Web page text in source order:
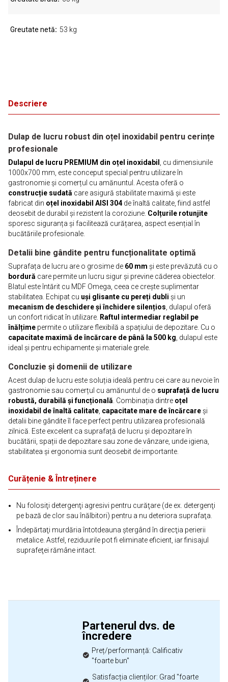
Descriere
Dulap de lucru robust din oțel inoxidabil pentru cerințe
profesionale
Dulapul de lucru PREMIUM din oțel inoxidabil
, cu dimensiunile
1000x700 mm, este conceput special pentru utilizare în
gastronomie și comerțul cu amănuntul. Acesta oferă o
construcție sudată care asigură stabilitate maximă și este
fabricat din oțel inoxidabil AISI 304de înaltă calitate, fiind astfel
deosebit de durabil și rezistent la coroziune. Colțurile rotunjite
sporesc siguranța și facilitează curățarea, aspect esențial în
bucătăriile profesionale.
Detalii bine gândite pentru funcționalitate optimă
Suprafața de lucru are o grosime de 60 mm și este prevăzută cu o
bordură care permite un lucru sigur și previne căderea obiectelor.
Blatul este întărit cu MDF Omega, ceea ce crește suplimentar
stabilitatea. Echipat cu uși glisante cu pereți dubli și un
mecanism de deschidere și închidere silențios , dulapul oferă
un confort ridicat în utilizare. Raftul intermediar reglabil pe
înălțime permite o utilizare flexibilă a spațiului de depozitare. Cu o
capacitate maximă de încărcare de până la 500 kg , dulapul este
ideal și pentru echipamente și materiale grele.
Concluzie și domenii de utilizare
Acest dulap de lucru este soluția ideală pentru cei care au nevoie în
gastronomie sau comerțul cu amănuntul de o suprafață de lucru
robustă, durabilă și funcțională . Combinația dintre oțel
inoxidabil de înaltă calitate capacitate mare de încărcareși
detalii bine gândite îl face perfect pentru utilizarea profesională
zilnică. Este excelent ca suprafață de lucru și depozitare în
bucătării, spații de depozitare sau zone de vânzare, unde igiena,
stabilitatea și ergonomia sunt deosebit de importante.
Curățenie & Întreținere
Nu folosiţi detergenţi agresivi pentru curăţare (de ex. detergenţi
pe bază de clor sau înălbitori) pentru a nu deteriora suprafaţa.
Îndepărtaţi murdăria întotdeauna ştergând în direcţia perierii
metalice. Astfel, reziduurile pot fi eliminate eficient, iar finisajul
suprafeţei rămâne intact.
Greutate netă 53 kg
Partenerul dvs. de
încredere
Preț/performanță: Calificativ
"foarte bun"
Satisfacția clienților: Grad "foarte